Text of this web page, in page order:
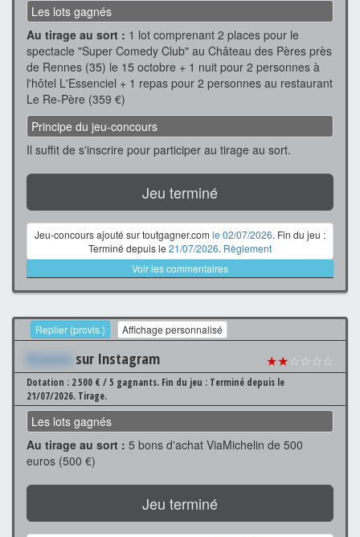
Les lots gagnés
Au tirage au sort : 1 lot comprenant 2 places pour le
spectacle "Super Comedy Club" au Château des Pères près
de Rennes (35) le 15 octobre + 1 nuit pour 2 personnes à
l'hôtel L'Essenciel + 1 repas pour 2 personnes au restaurant
Le Re-Père (359 €)
Principe du jeu-concours
Il suffit de s'inscrire pour participer au tirage au sort.
Jeu terminé
Jeu-concours ajouté sur toutgagner.com le 02/07/2026. Fin du jeu :
Terminé depuis le 21/07/2026. Règlement
Voir les commentaires
Replier (provis.) Affichage personnalisé
Xxxxxxx sur Instagram ★★☆☆☆☆
Dotation : 2 500 € / 5 gagnants. Fin du jeu : Terminé depuis le
21/07/2026. Tirage.
Les lots gagnés
Au tirage au sort : 5 bons d'achat ViaMichelin de 500
euros (500 €)
Jeu terminé